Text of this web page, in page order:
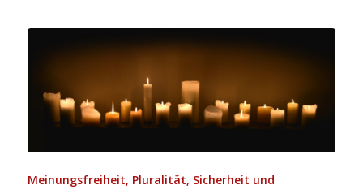
Meinungsfreiheit, Pluralität, Sicherheit und